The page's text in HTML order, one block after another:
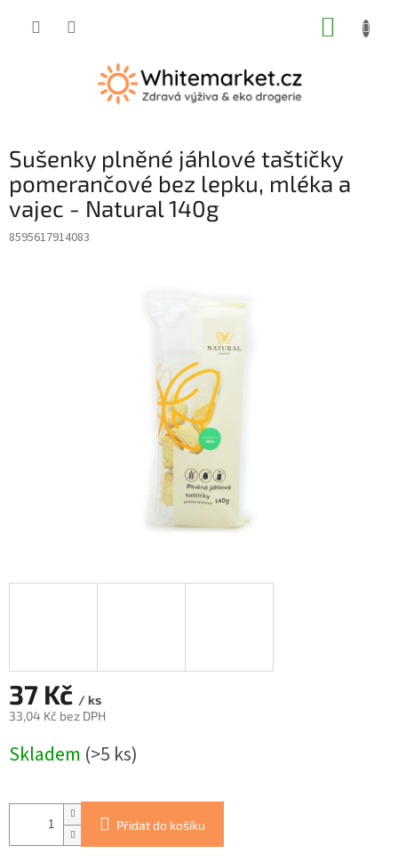
Sušenky plněné jáhlové taštičky
pomerančové bez lepku, mléka a
vajec - Natural 140g
8595617914083
37 Kč / ks
33,04 Kč bez DPH
cena:
Skladem (>5 ks)
Přidat do košíku